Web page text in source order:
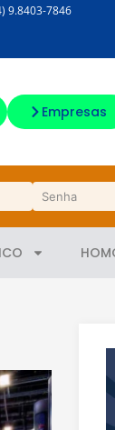
9.8403-7846
Empresas